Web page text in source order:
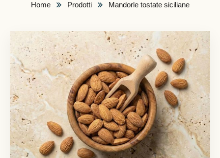
Home Prodotti Mandorle tostate siciliane